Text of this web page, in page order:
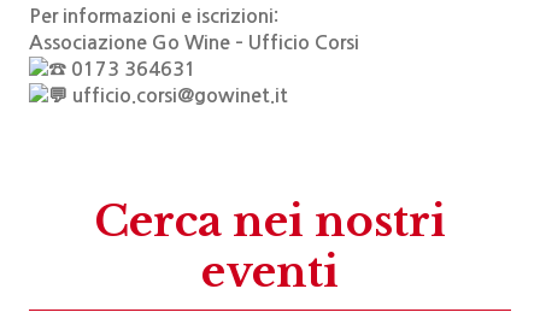
Per informazioni e iscrizioni:
Associazione Go Wine – Ufficio Corsi
0173 364631
ufficio.corsi@gowinet.it
Cerca nei nostri
eventi